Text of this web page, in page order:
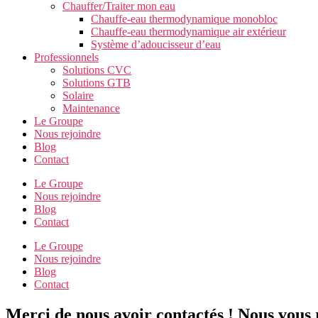
Chauffer/Traiter mon eau
Chauffe-eau thermodynamique monobloc
Chauffe-eau thermodynamique air extérieur
Système d’adoucisseur d’eau
Professionnels
Solutions CVC
Solutions GTB
Solaire
Maintenance
Le Groupe
Nous rejoindre
Blog
Contact
Le Groupe
Nous rejoindre
Blog
Contact
Le Groupe
Nous rejoindre
Blog
Contact